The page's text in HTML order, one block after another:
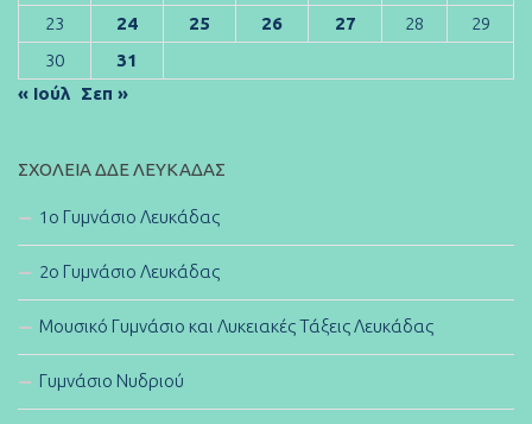
23 24 25 26 27 28
29
30
31
« Ιούλ Σεπ »
ΣΧΟΛΕΊΑ ΔΔΕ ΛΕΥΚΆΔΑΣ
1ο Γυμνάσιο Λευκάδας
2ο Γυμνάσιο Λευκάδας
Μουσικό Γυμνάσιο και Λυκειακές Τάξεις Λευκάδας
Γυμνάσιο Νυδριού